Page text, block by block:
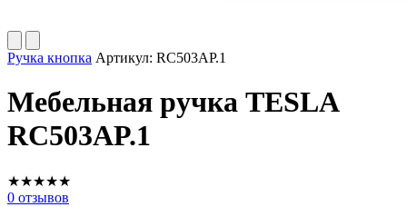
Ручка кнопка Артикул: RC503AP.1
Мебельная ручка TESLA
RC503AP.1
★★★★★
0 отзывов